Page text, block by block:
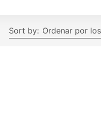
Sort by: Ordenar por